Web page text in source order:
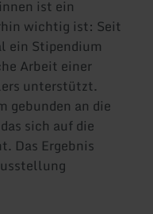
ist ein
wichtig ist: Seit
ein Stipendium
Arbeit einer
unterstützt.
gebunden an die
sich auf die
Das Ergebnis